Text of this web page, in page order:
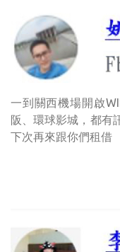
一到關西機場開啟
阪、環球影城，都有
下次再來跟你們租借